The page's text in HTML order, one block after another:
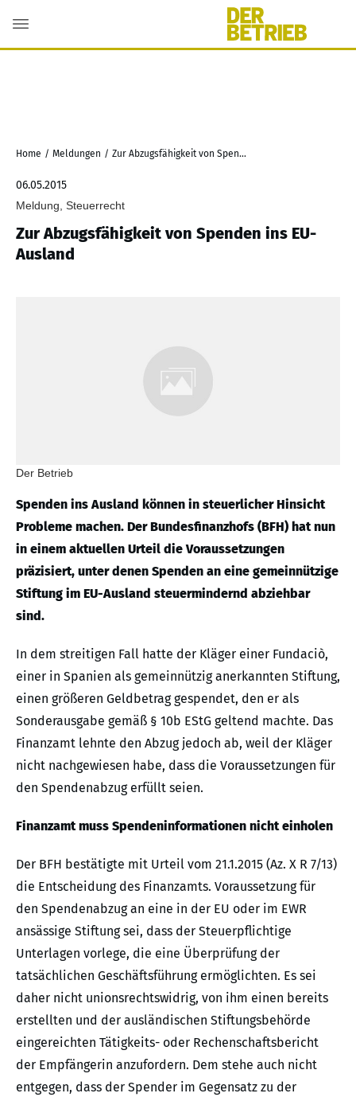
Home / Meldungen / Zur Abzugsfähigkeit von Spenden ins EU-Ausland
06.05.2015
Meldung, Steuerrecht
Zur Abzugsfähigkeit von Spenden ins EU-
Ausland
Der Betrieb
Spenden ins Ausland können in steuerlicher Hinsicht
Probleme machen. Der Bundesfinanzhofs (BFH) hat nun
in einem aktuellen Urteil die Voraussetzungen
präzisiert, unter denen Spenden an eine gemeinnützige
Stiftung im EU-Ausland steuermindernd abziehbar
sind.
In dem streitigen Fall hatte der Kläger einer Fundaciò,
einer in Spanien als gemeinnützig anerkannten Stiftung,
einen größeren Geldbetrag gespendet, den er als
Sonderausgabe gemäß § 10b EStG geltend machte. Das
Finanzamt lehnte den Abzug jedoch ab, weil der Kläger
nicht nachgewiesen habe, dass die Voraussetzungen für
den Spendenabzug erfüllt seien.
Finanzamt muss Spendeninformationen nicht einholen
Der BFH bestätigte mit Urteil vom 21.1.2015 (Az. X R 7/13)
die Entscheidung des Finanzamts. Voraussetzung für
den Spendenabzug an eine in der EU oder im EWR
ansässige Stiftung sei, dass der Steuerpflichtige
Unterlagen vorlege, die eine Überprüfung der
tatsächlichen Geschäftsführung ermöglichten. Es sei
daher nicht unionsrechtswidrig, von ihm einen bereits
erstellten und der ausländischen Stiftungsbehörde
eingereichten Tätigkeits- oder Rechenschaftsbericht
der Empfängerin anzufordern. Dem stehe auch nicht
entgegen, dass der Spender im Gegensatz zu der